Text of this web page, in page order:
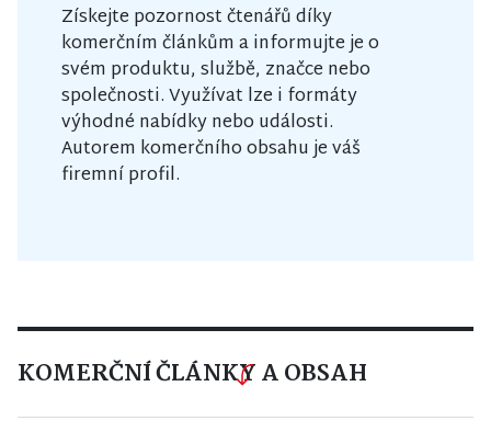
Získejte pozornost čtenářů díky
komerčním článkům a informujte je o
svém produktu, službě, značce nebo
společnosti. Využívat lze i formáty
výhodné nabídky nebo události.
Autorem komerčního obsahu je váš
firemní profil.
KOMERČNÍ ČLÁNKY A OBSAH